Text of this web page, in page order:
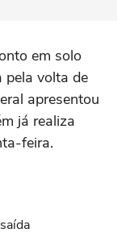
em solo
pela volta de
apresentou
já realiza
feira.